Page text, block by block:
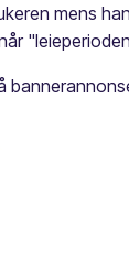
mens